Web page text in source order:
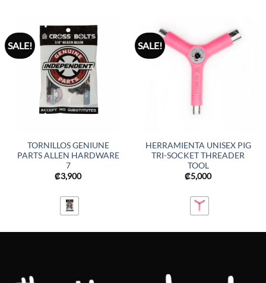
SALE!
TORNILLOS GENIUNE
PARTS ALLEN HARDWARE
7
₡3,900
SALE!
HERRAMIENTA UNISEX PIG
TRI-SOCKET THREADER
TOOL
₡5,000